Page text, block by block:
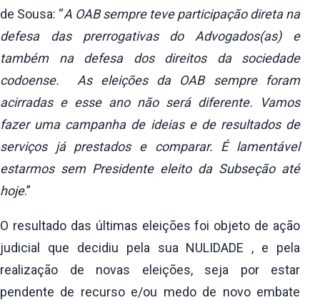
de Sousa: “A OAB sempre teve participação direta na
defesa das prerrogativas do Advogados(as) e
também na defesa dos direitos da sociedade
codoense. As eleições da OAB sempre foram
acirradas e esse ano não será diferente. Vamos
fazer uma campanha de ideias e de resultados de
serviços já prestados e comparar. É lamentável
estarmos sem Presidente eleito da Subseção até
hoje.”
O resultado das últimas eleições foi objeto de ação
judicial que decidiu pela sua NULIDADE , e pela
realização de novas eleições, seja por estar
pendente de recurso e/ou medo de novo embate